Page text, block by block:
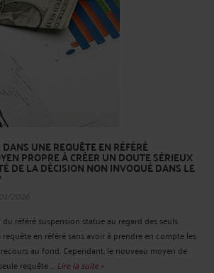
UNE REQUÊTE EN RÉFÉRÉ
PROPRE À CRÉER UN DOUTE SÉRIEUX
DE LA DÉCISION NON INVOQUÉ DANS LE
2026
référé suspension statue au regard des seuls
en référé sans avoir à prendre en compte les
au fond. Cependant, le nouveau moyen de
requête ... Lire la suite >